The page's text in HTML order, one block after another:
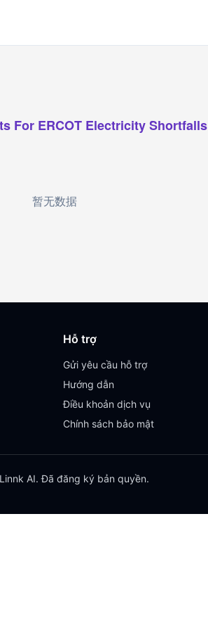
For ERCOT Electricity Shortfalls
暂无数据
Hỗ trợ
Gửi yêu cầu hỗ trợ
Hướng dẫn
Điều khoản dịch vụ
Chính sách bảo mật
AI. Đã đăng ký bản quyền.